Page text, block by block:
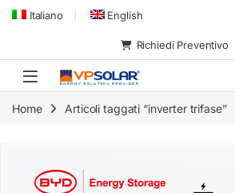
Skip to navigation
Skip to content
Italiano English
Richiedi Preventivo
Home Articoli taggati “inverter trifase”